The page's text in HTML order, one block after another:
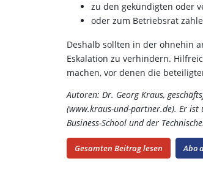
zu den gekündigten oder
oder zum Betriebsrat
Deshalb sollten in der ohnehin
Eskalation zu verhindern.
machen, vor denen die
Autoren: Dr. Georg Kraus,
(www.kraus-und-partner.de). Er ist
Business-School und der
Gesamten Beitrag lesen Abo